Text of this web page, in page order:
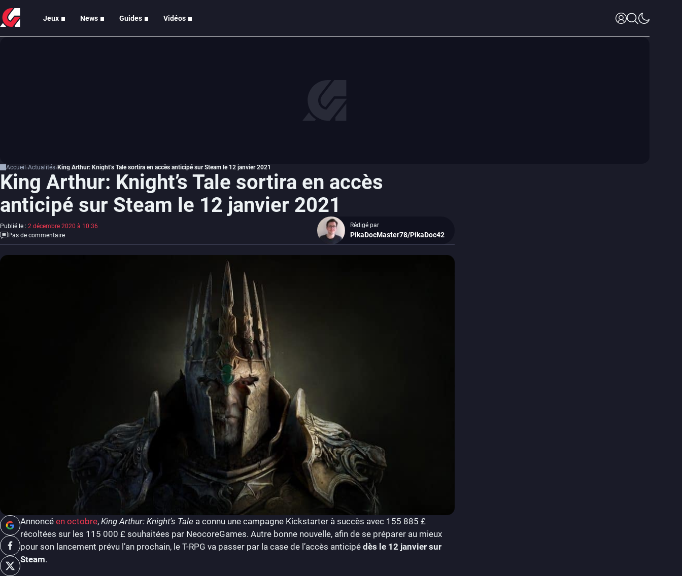
Jeux News Guides Vidéos
Accueil Actualités King Arthur: Knight’s Tale sortira en accès anticipé sur Steam le 12 janvier 2021
King Arthur: Knight’s Tale sortira en accès
anticipé sur Steam le 12 janvier 2021
Publié le : 2 décembre 2020 à 10:36
Pas de commentaire
Rédigé par
PikaDocMaster78/PikaDoc42
Annoncé en octobre, King Arthur: Knight’s Tale a connu une campagne Kickstarter à succès avec 155 885 £
récoltées sur les 115 000 £ souhaitées par NeocoreGames. Autre bonne nouvelle, afin de se préparer au mieux
pour son lancement prévu l’an prochain, le T-RPG va passer par la case de l’accès anticipé dès le 12 janvier sur
Steam.